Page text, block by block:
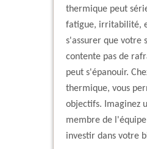
thermique peut
fatigue, irritabilité,
s'assurer que votre
contente pas de
peut s'épanouir.
thermique, vous
objectifs. Imaginez
membre de
investir dans votre